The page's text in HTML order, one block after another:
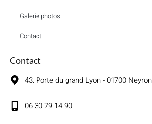
Galerie photos
Contact
Contact
43, Porte du grand Lyon - 01700 Neyron
06 30 79 14 90